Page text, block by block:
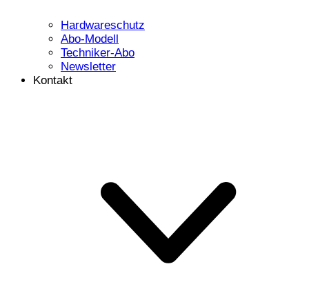
Hardwareschutz
Abo-Modell
Techniker-Abo
Newsletter
Kontakt